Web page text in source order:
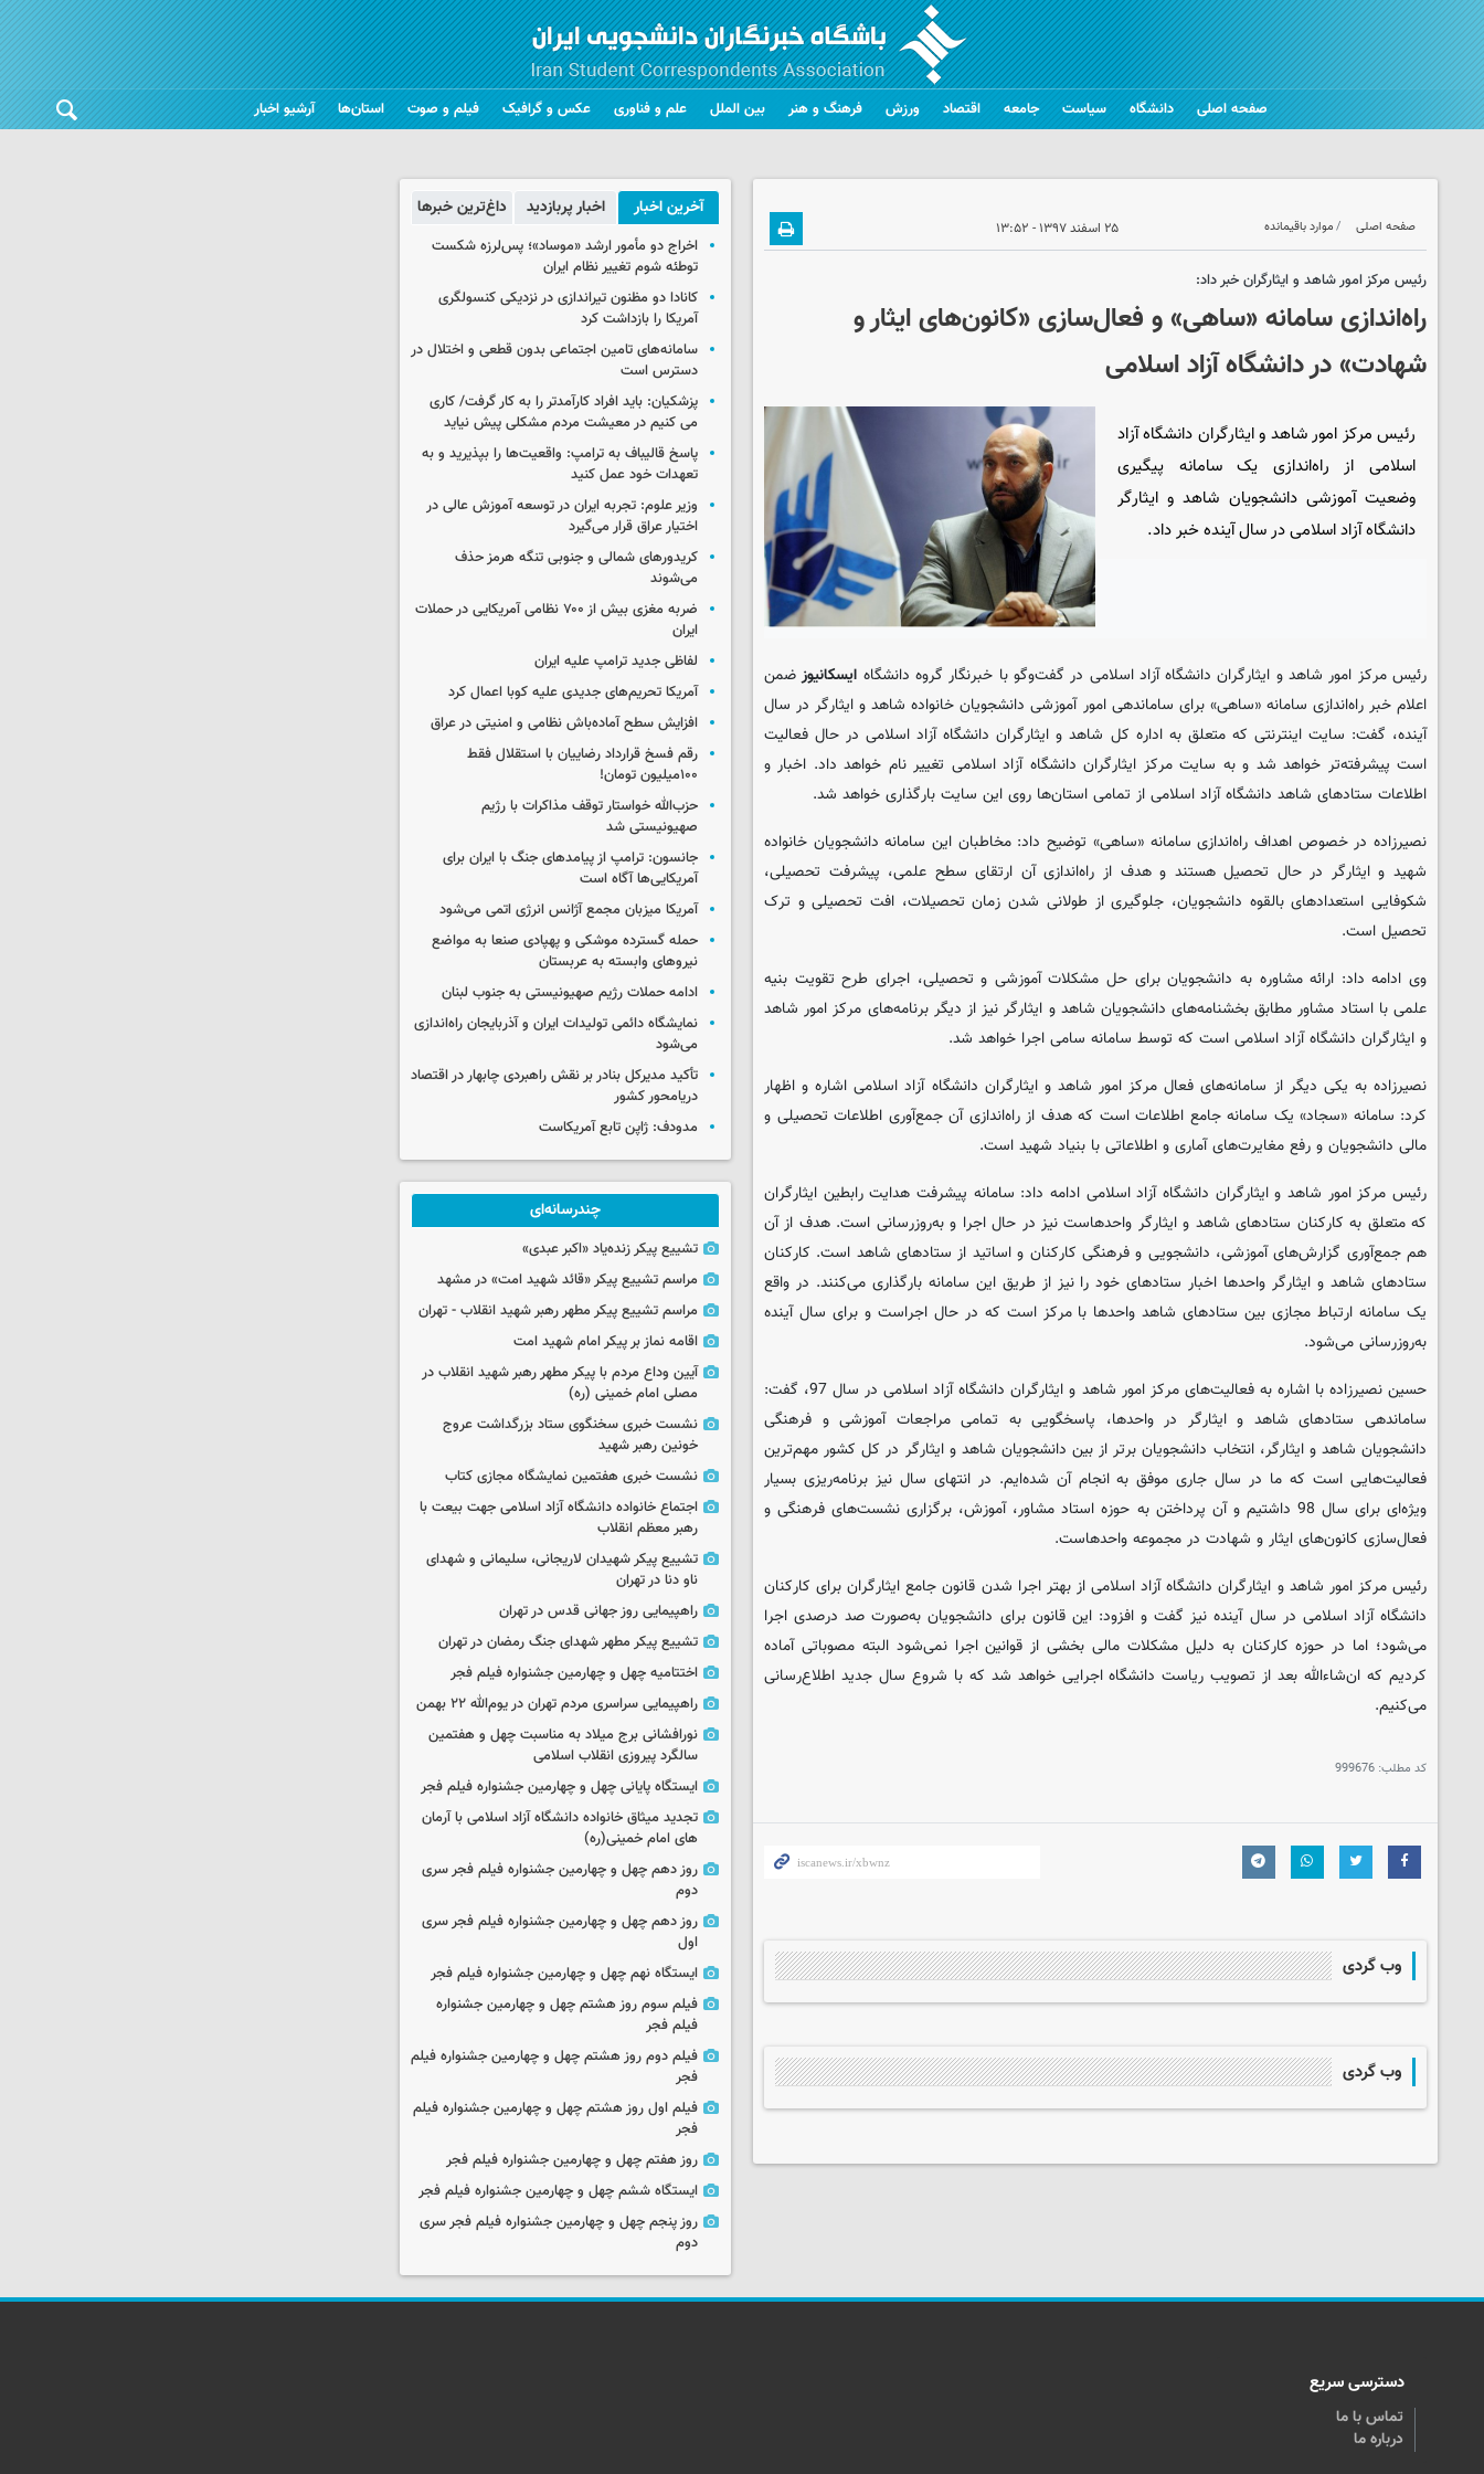
صفحه اصلی دانشگاه سیاست جامعه اقتصاد ورزش فرهنگ و هنر بین الملل علم و فناوری عکس و گرافیک فیلم و صوت استان‌ها آرشیو اخبار
صفحه اصلی موارد باقیمانده ۲۵ اسفند ۱۳۹۷ - ۱۳:۵۲
رئیس مرکز امور شاهد و ایثارگران خبر داد:
راه‌اندازی سامانه «ساهی» و فعال‌سازی «کانون‌های ایثار و
شهادت» در دانشگاه آزاد اسلامی
رئیس مرکز امور شاهد و ایثارگران دانشگاه آزاد
اسلامی از راه‌اندازی یک سامانه پیگیری
وضعیت آموزشی دانشجویان شاهد و ایثارگر
دانشگاه آزاد اسلامی در سال آینده خبر داد.
رئیس مرکز امور شاهد و ایثارگران دانشگاه آزاد اسلامی در گفت‌وگو با خبرنگار گروه دانشگاه ایسکانیوزضمن
اعلام خبر راه‌اندازی سامانه «ساهی» برای ساماندهی امور آموزشی دانشجویان خانواده شاهد و ایثارگر در سال
آینده، گفت: سایت اینترنتی که متعلق به اداره کل شاهد و ایثارگران دانشگاه آزاد اسلامی در حال فعالیت
است پیشرفته‌تر خواهد شد و به سایت مرکز ایثارگران دانشگاه آزاد اسلامی تغییر نام خواهد داد. اخبار و
اطلاعات ستادهای شاهد دانشگاه آزاد اسلامی از تمامی استان‌ها روی این سایت بارگذاری خواهد شد.
نصیرزاده در خصوص اهداف راه‌اندازی سامانه «ساهی» توضیح داد: مخاطبان این سامانه دانشجویان خانواده
شهید و ایثارگر در حال تحصیل هستند و هدف از راه‌اندازی آن ارتقای سطح علمی، پیشرفت تحصیلی،
شکوفایی استعدادهای بالقوه دانشجویان، جلوگیری از طولانی شدن زمان تحصیلات، افت تحصیلی و ترک
تحصیل است.
وی ادامه داد: ارائه مشاوره به دانشجویان برای حل مشکلات آموزشی و تحصیلی، اجرای طرح تقویت بنیه
علمی با استاد مشاور مطابق بخشنامه‌های دانشجویان شاهد و ایثارگر نیز از دیگر برنامه‌های مرکز امور شاهد
و ایثارگران دانشگاه آزاد اسلامی است که توسط سامانه سامی اجرا خواهد شد.
نصیرزاده به یکی دیگر از سامانه‌های فعال مرکز امور شاهد و ایثارگران دانشگاه آزاد اسلامی اشاره و اظهار
کرد: سامانه «سجاد» یک سامانه جامع اطلاعات است که هدف از راه‌اندازی آن جمع‌آوری اطلاعات تحصیلی و
مالی دانشجویان و رفع مغایرت‌های آماری و اطلاعاتی با بنیاد شهید است.
رئیس مرکز امور شاهد و ایثارگران دانشگاه آزاد اسلامی ادامه داد: سامانه پیشرفت هدایت رابطین ایثارگران
که متعلق به کارکنان ستادهای شاهد و ایثارگر واحدهاست نیز در حال اجرا و به‌روزرسانی است. هدف از آن
هم جمع‌آوری گزارش‌های آموزشی، دانشجویی و فرهنگی کارکنان و اساتید از ستادهای شاهد است. کارکنان
ستادهای شاهد و ایثارگر واحدها اخبار ستادهای خود را نیز از طریق این سامانه بارگذاری می‌کنند. در واقع
یک سامانه ارتباط مجازی بین ستادهای شاهد واحدها با مرکز است که در حال اجراست و برای سال آینده
به‌روزرسانی می‌شود.
حسین نصیرزاده با اشاره به فعالیت‌های مرکز امور شاهد و ایثارگران دانشگاه آزاد اسلامی در سال 97، گفت:
ساماندهی ستادهای شاهد و ایثارگر در واحدها، پاسخگویی به تمامی مراجعات آموزشی و فرهنگی
دانشجویان شاهد و ایثارگر، انتخاب دانشجویان برتر از بین دانشجویان شاهد و ایثارگر در کل کشور مهم‌ترین
فعالیت‌هایی است که ما در سال جاری موفق به انجام آن شده‌ایم. در انتهای سال نیز برنامه‌ریزی بسیار
ویژه‌ای برای سال 98 داشتیم و آن پرداختن به حوزه استاد مشاور، آموزش، برگزاری نشست‌های فرهنگی و
فعال‌سازی کانون‌های ایثار و شهادت در مجموعه واحدهاست.
رئیس مرکز امور شاهد و ایثارگران دانشگاه آزاد اسلامی از بهتر اجرا شدن قانون جامع ایثارگران برای کارکنان
دانشگاه آزاد اسلامی در سال آینده نیز گفت و افزود: این قانون برای دانشجویان به‌صورت صد درصدی اجرا
می‌شود؛ اما در حوزه کارکنان به دلیل مشکلات مالی بخشی از قوانین اجرا نمی‌شود البته مصوباتی آماده
کردیم که ان‌شاءالله بعد از تصویب ریاست دانشگاه اجرایی خواهد شد که با شروع سال جدید اطلاع‌رسانی
می‌کنیم.
کد مطلب: 999676
وب گردی
وب گردی
آخرین اخبار اخبار پربازدید داغ‌ترین خبرها
اخراج دو مأمور ارشد «موساد»؛ پس‌لرزه شکست
توطئه شوم تغییر نظام ایران
کانادا دو مظنون تیراندازی در نزدیکی کنسولگری
آمریکا را بازداشت کرد
سامانه‌های تامین اجتماعی بدون قطعی و اختلال در
دسترس است
پزشکیان: باید افراد کارآمدتر را به کار گرفت/ کاری
می کنیم در معیشت مردم مشکلی پیش نیاید
پاسخ قالیباف به ترامپ: واقعیت‌ها را بپذیرید و به
تعهدات خود عمل کنید
وزیر علوم: تجربه ایران در توسعه آموزش عالی در
اختیار عراق قرار می‌گیرد
کریدورهای شمالی و جنوبی تنگه هرمز حذف
می‌شوند
ضربه مغزی بیش از ۷۰۰ نظامی آمریکایی در حملات
ایران
لفاظی جدید ترامپ علیه ایران
آمریکا تحریم‌های جدیدی علیه کوبا اعمال کرد
افزایش سطح آماده‌باش نظامی و امنیتی در عراق
رقم فسخ قرارداد رضاییان با استقلال فقط
۱۰۰میلیون تومان!
حزب‌الله خواستار توقف مذاکرات با رژیم
صهیونیستی شد
جانسون: ترامپ از پیامدهای جنگ با ایران برای
آمریکایی‌ها آگاه است
آمریکا میزبان مجمع آژانس انرژی اتمی می‌شود
حمله گسترده موشکی و پهپادی صنعا به مواضع
نیروهای وابسته به عربستان
ادامه حملات رژیم صهیونیستی به جنوب لبنان
نمایشگاه دائمی تولیدات ایران و آذربایجان راه‌اندازی
می‌شود
تأکید مدیرکل بنادر بر نقش راهبردی چابهار در اقتصاد
دریامحور کشور
مدودف: ژاپن تابع آمریکاست
چندرسانه‌ای
تشییع پیکر زنده‌یاد «اکبر عبدی»
مراسم تشییع پیکر «قائد شهید امت» در مشهد
مراسم تشییع پیکر مطهر رهبر شهید انقلاب - تهران
اقامه نماز بر پیکر امام شهید امت
آیین وداع مردم با پیکر مطهر رهبر شهید انقلاب در
مصلی امام خمینی (ره)
نشست خبری سخنگوی ستاد بزرگداشت عروج
خونین رهبر شهید
نشست خبری هفتمین نمایشگاه مجازی کتاب
اجتماع خانواده دانشگاه آزاد اسلامی جهت بیعت با
رهبر معظم انقلاب
تشییع پیکر شهیدان لاریجانی، سلیمانی و شهدای
ناو دنا در تهران
راهپیمایی روز جهانی قدس در تهران
تشییع پیکر مطهر شهدای جنگ رمضان در تهران
اختتامیه چهل و چهارمین جشنواره فیلم فجر
راهپیمایی سراسری مردم تهران در یوم‌الله ۲۲ بهمن
نورافشانی برج میلاد به مناسبت چهل‌ و هفتمین
سالگرد پیروزی انقلاب اسلامی
ایستگاه پایانی چهل و چهارمین جشنواره فیلم فجر
تجدید میثاق خانواده دانشگاه آزاد اسلامی با آرمان
های امام خمینی(ره)
روز دهم چهل و چهارمین جشنواره فیلم فجر سری
دوم
روز دهم چهل و چهارمین جشنواره فیلم فجر سری
اول
ایستگاه نهم چهل و چهارمین جشنواره فیلم فجر
فیلم سوم روز هشتم چهل و چهارمین جشنواره
فیلم فجر
فیلم دوم روز هشتم چهل و چهارمین جشنواره فیلم
فجر
فیلم اول روز هشتم چهل و چهارمین جشنواره فیلم
فجر
روز هفتم چهل و چهارمین جشنواره فیلم فجر
ایستگاه ششم چهل و چهارمین جشنواره فیلم فجر
روز پنجم چهل و چهارمین جشنواره فیلم فجر سری
دوم
دسترسی سریع
تماس با ما
درباره ما